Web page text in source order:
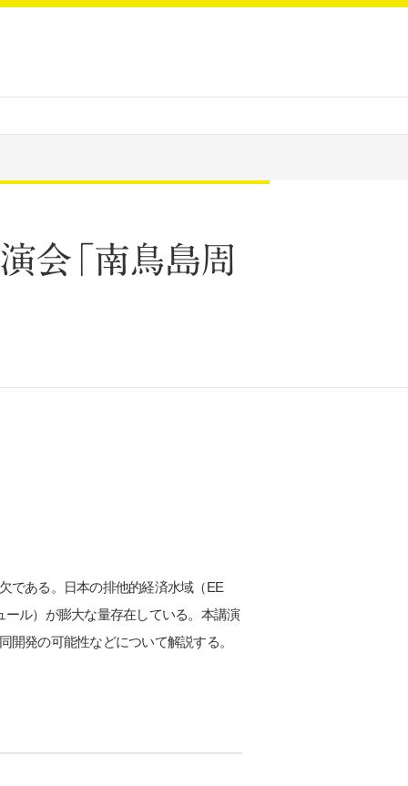
会「南鳥島周
である。日本の排他的経済水域（EE
ル）が膨大な量存在している。本講演
発の可能性などについて解説する。